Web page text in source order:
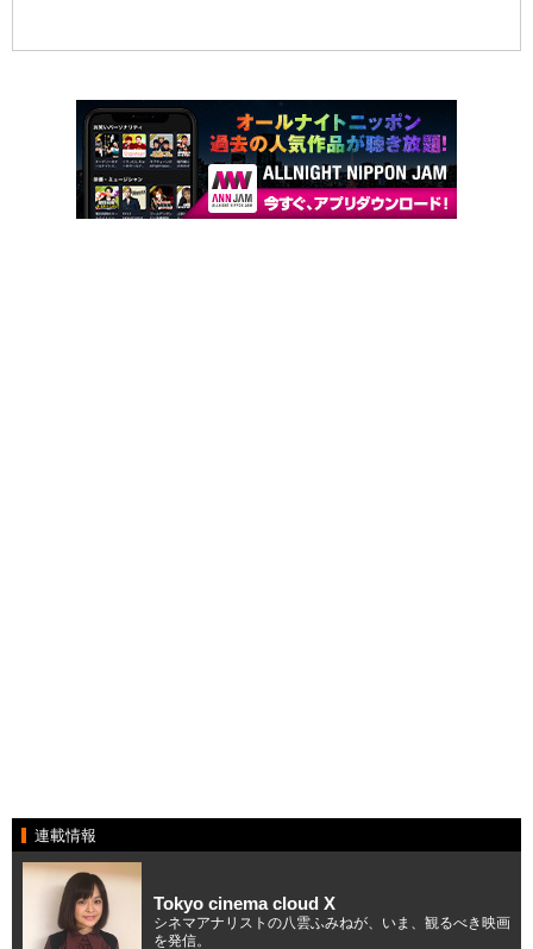
連載情報
Tokyo cinema cloud X
シネマアナリストの八雲ふみねが、いま、観るべき映画
を発信。